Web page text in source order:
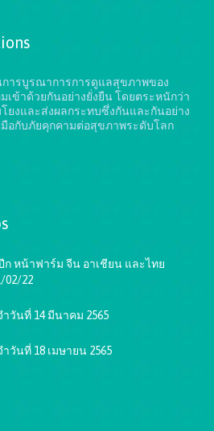
การบูรณาการการดูแลสุขภาพของ
เข้าด้วยกันอย่างยั่งยืนโดยตระหนักว่า
ยงและส่งผลกระทบซึ่งกันและกันอย่าง
อกับภัยคุกคามต่อสุขภาพระดับโลก
หน้าฟาร์ม จีน อาเชียน และไทย
02/22
วันที่ 14 มีนาคม 2565
วันที่ 18 เมษายน 2565